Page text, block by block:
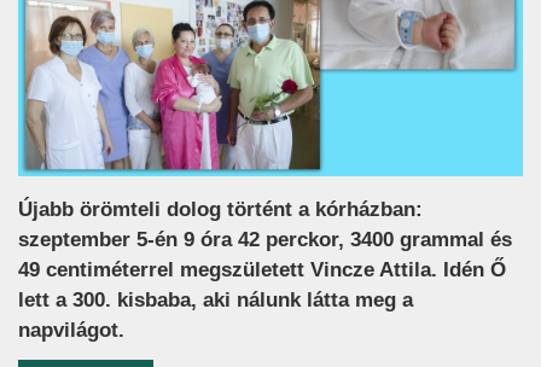
Újabb örömteli dolog történt a kórházban:
szeptember 5-én 9 óra 42 perckor, 3400 grammal és
49 centiméterrel megszületett Vincze Attila. Idén Ő
lett a 300. kisbaba, aki nálunk látta meg a
napvilágot.